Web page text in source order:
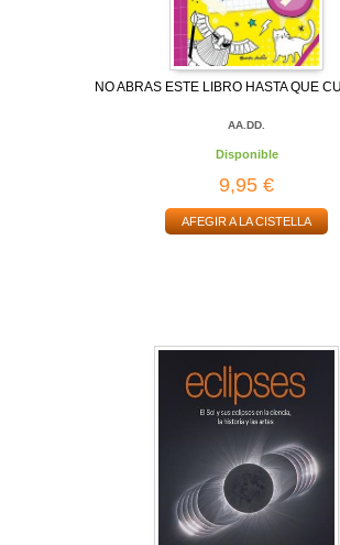
NO ABRAS ESTE LIBRO HASTA QUE
AA.DD.
Disponible
9,95 €
AFEGIR A LA CISTELLA